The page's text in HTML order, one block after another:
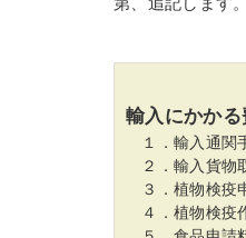
輸入にかかる
１．輸入通関
２．輸入貨
３．植物検
４．植物検疫